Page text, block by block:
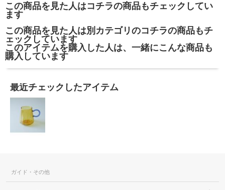
この商品を見た人はコチラの商品もチェックしてい
ます
この商品を見た人は別カテゴリのコチラの商品もチ
ェックしています
このアイテムを購入した人は、一緒にこんな商品も
購入しています
最近チェックしたアイテム
ガイド・その他